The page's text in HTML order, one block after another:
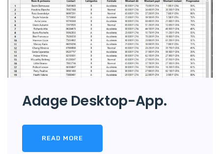
Adage Desktop-App.
READ MORE